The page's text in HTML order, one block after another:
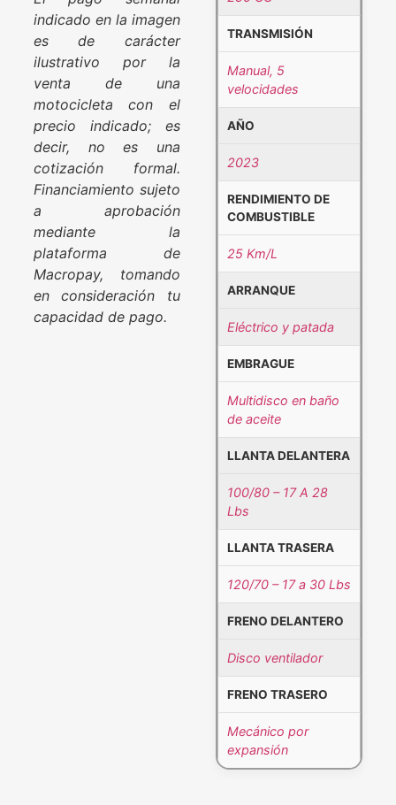
indicado en la imagen
es de carácter
ilustrativo por la
venta de una
motocicleta con el
precio indicado; es
decir, no es una
cotización formal.
Financiamiento sujeto
a aprobación
mediante la
plataforma de
Macropay, tomando
en consideración tu
capacidad de pago.
TRANSMISIÓN
Manual, 5
velocidades
AÑO
2023
RENDIMIENTO DE
COMBUSTIBLE
25 Km/L
ARRANQUE
Eléctrico y patada
EMBRAGUE
Multidisco en baño
de aceite
LLANTA DELANTERA
100/80 – 17 A 28
Lbs
LLANTA TRASERA
120/70 – 17 a 30 Lbs
FRENO DELANTERO
Disco ventilador
FRENO TRASERO
Mecánico por
expansión